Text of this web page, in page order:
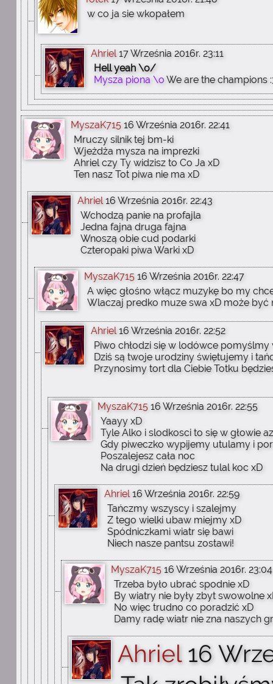
w co ja sie wkopałem
Ahriel 17 Września 2016r. 23:11
Hell yeah \o/
Mysza piona \o We are the champions
MyszaK715 16 Września 2016r. 22:41
Mruczy silnik tej bm-ki
Wjeżdża mysza na imprezki
Ahriel czy Ty widzisz to Co Ja xD
Ten nasz Tot piwa nie ma xD
Ahriel 16 Września 2016r. 22:43
Wchodzą panie na profajla
Jedna fajna druga fajna
Wnoszą obie cud podarki
Czteropaki piwa Warki xD
MyszaK715 16 Września 2016r. 22:47
A więc głośno włącz muzykę bo my
Wlaczaj predko muze swa xD może być
Ahriel 16 Września 2016r. 22:52
Piwo chłodzi się w lodówce pomyślmy
Dziś są twoje urodziny świętujemy i
Przynosimy tort dla Ciebie Totku
MyszaK715 16 Września 2016r. 22:55
Yaayy xD
Tyle Alko i slodkosci to się w głowie
Gdy piweczko wypijemy utulamy i
Poszalejesz cała noc
Na drugi dzień będziesz tulal koc xD
Ahriel 16 Września 2016r. 22:59
Tańczmy wszyscy i szalejmy
Z tego wielki ubaw miejmy xD
Spódniczkami wiatr się bawi
Niech nasze pantsu zostawi!
MyszaK715 16 Września 2016r. 23:04
Trzeba było ubrać spodnie xD
By wiatry nie były zbyt swowolne
No więc trudno co poradzić xD
Damy radę wiatr nie zna naszych
Ahriel 16